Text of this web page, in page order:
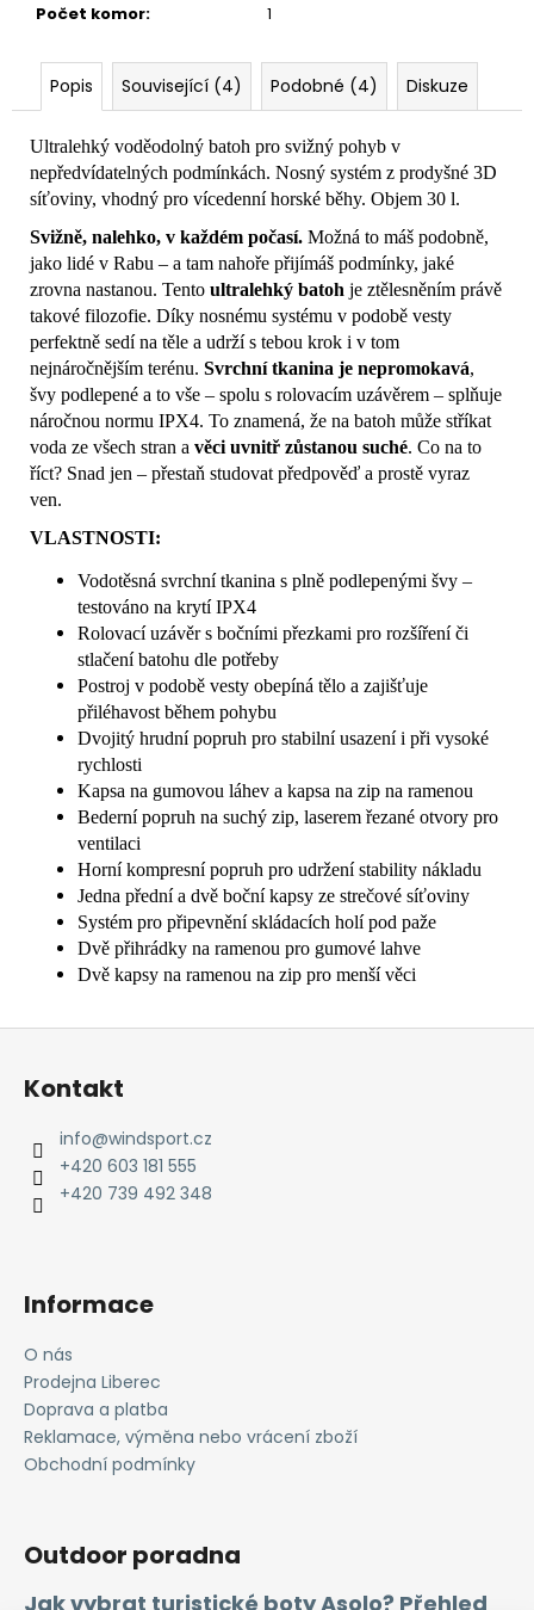
Počet komor: 1
Popis Související (4) Podobné (4) Diskuze
Ultralehký voděodolný batoh pro svižný pohyb v
nepředvídatelných podmínkách. Nosný systém z prodyšné 3D
síťoviny, vhodný pro vícedenní horské běhy. Objem 30 l.
Svižně, nalehko, v každém počasí. Možná to máš podobně,
jako lidé v Rabu – a tam nahoře přijímáš podmínky, jaké
zrovna nastanou. Tento ultralehký batoh je ztělesněním právě
takové filozofie. Díky nosnému systému v podobě vesty
perfektně sedí na těle a udrží s tebou krok i v tom
nejnáročnějším terénu. Svrchní tkanina je nepromokavá,
švy podlepené a to vše – spolu s rolovacím uzávěrem – splňuje
náročnou normu IPX4. To znamená, že na batoh může stříkat
voda ze všech stran a věci uvnitř zůstanou suché. Co na to
říct? Snad jen – přestaň studovat předpověď a prostě vyraz
ven.
VLASTNOSTI:
Vodotěsná svrchní tkanina s plně podlepenými švy –
testováno na krytí IPX4
Rolovací uzávěr s bočními přezkami pro rozšíření či
stlačení batohu dle potřeby
Postroj v podobě vesty obepíná tělo a zajišťuje
přiléhavost během pohybu
Dvojitý hrudní popruh pro stabilní usazení i při vysoké
rychlosti
Kapsa na gumovou láhev a kapsa na zip na ramenou
Bederní popruh na suchý zip, laserem řezané otvory pro
ventilaci
Horní kompresní popruh pro udržení stability nákladu
Jedna přední a dvě boční kapsy ze strečové síťoviny
Systém pro připevnění skládacích holí pod paže
Dvě přihrádky na ramenou pro gumové lahve
Dvě kapsy na ramenou na zip pro menší věci
Z
Kontakt
info@windsport.cz
+420 603 181 555
+420 739 492 348
Informace
O nás
Prodejna Liberec
Doprava a platba
Reklamace, výměna nebo vrácení zboží
Obchodní podmínky
Outdoor poradna
Jak vybrat turistické boty Asolo? Přehled